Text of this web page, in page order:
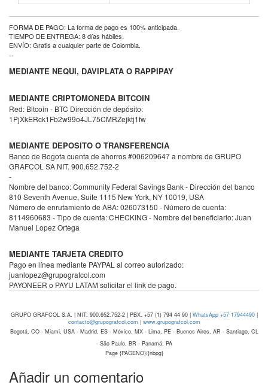
FORMA DE PAGO: La forma de pago es 100% anticipada.
TIEMPO DE ENTREGA: 8 días hábiles.
ENVÍO: Gratis a cualquier parte de Colombia.
--
MEDIANTE NEQUI, DAVIPLATA O RAPPIPAY
MEDIANTE CRIPTOMONEDA BITCOIN
Red: Bitcoin - BTC Dirección de depósito:
1PjXkERck1Fb2w99o4JL75CMRZejktj1fw
MEDIANTE DEPOSITO O TRANSFERENCIA
Banco de Bogota cuenta de ahorros #006209647 a nombre de GRUPO
GRAFCOL SA NIT. 900.652.752-2
-
Nombre del banco: Community Federal Savings Bank - Dirección del banco
810 Seventh Avenue, Suite 1115 New York, NY 10019, USA
Número de enrutamiento de ABA: 026073150 - Número de cuenta:
8114960683 - Tipo de cuenta: CHECKING - Nombre del beneficiario: Juan
Manuel Lopez Ortega
MEDIANTE TARJETA CREDITO
Pago en línea mediante PAYPAL al correo autorizado:
juanlopez@grupografcol.com
PAYONEER o PAYU LATAM solicitar el link de pago.
GRUPO GRAFCOL S.A. | NIT. 900.652.752-2 | PBX. +57 (1) 794 44 90 | WhatsApp +57 17944490|
contacto@grupografcol.com | www.grupografcol.com
Bogotá, CO - Miami, USA - Madrid, ES - México, MX - Lima, PE - Buenos Aires, AR - Santiago, CL
- São Paulo, BR - Panamá, PA
Page {PAGENO}/{nbpg}
Añadir un comentario